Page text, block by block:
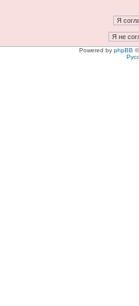
Powered by phpBB